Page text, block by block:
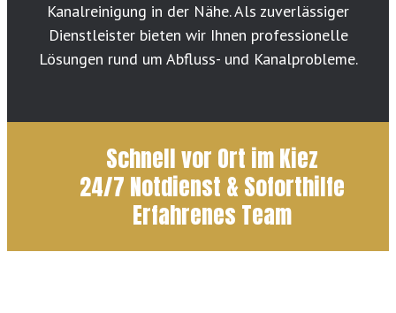
Kanalreinigung in der Nähe. Als zuverlässiger
Dienstleister bieten wir Ihnen professionelle
Lösungen rund um Abfluss- und Kanalprobleme.
Schnell vor Ort im Kiez
24/7 Notdienst & Soforthilfe
Erfahrenes Team